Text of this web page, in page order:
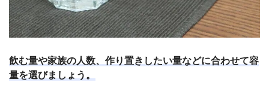
飲む量や家族の人数、作り置きしたい量などに合わせて容
量を選びましょう。